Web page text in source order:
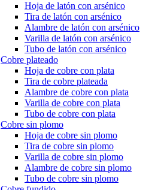
Hoja de latón con arsénico
Tira de latón con arsénico
Alambre de latón con arsénico
Varilla de latón con arsénico
Tubo de latón con arsénico
Cobre plateado
Hoja de cobre con plata
Tira de cobre plateada
Alambre de cobre con plata
Varilla de cobre con plata
Tubo de cobre con plata
Cobre sin plomo
Hoja de cobre sin plomo
Tira de cobre sin plomo
Varilla de cobre sin plomo
Alambre de cobre sin plomo
Tubo de cobre sin plomo